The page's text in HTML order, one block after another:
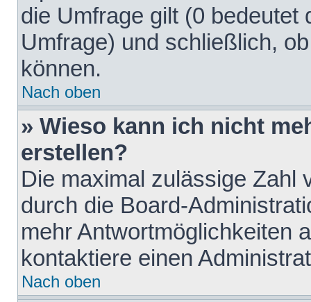
die Umfrage gilt (0 bedeutet
Umfrage) und schließlich,
können.
Nach oben
» Wieso kann ich nicht
erstellen?
Die maximal zulässige Zahl
durch die Board-
mehr Antwortmöglichkeiten
kontaktiere einen
Nach oben